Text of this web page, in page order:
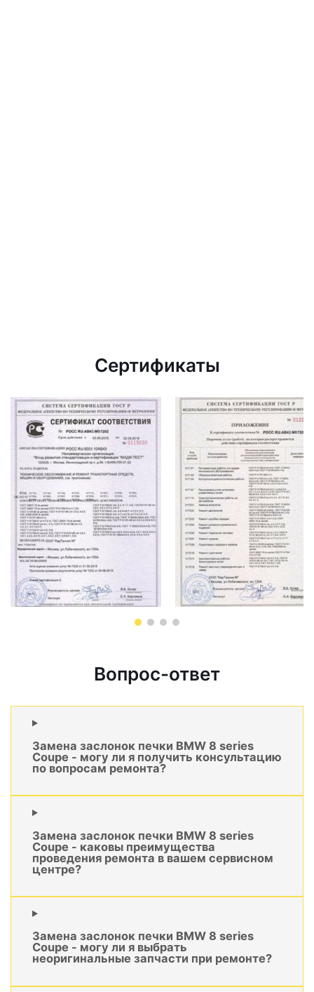
Сертификаты
Вопрос-ответ
Замена заслонок печки BMW 8 series
Coupe - могу ли я получить консультацию
по вопросам ремонта?
Замена заслонок печки BMW 8 series
Coupe - каковы преимущества
проведения ремонта в вашем сервисном
центре?
Замена заслонок печки BMW 8 series
Coupe - могу ли я выбрать
неоригинальные запчасти при ремонте?